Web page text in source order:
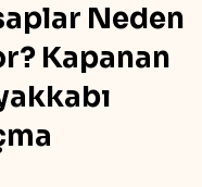
Neden
Kapanan